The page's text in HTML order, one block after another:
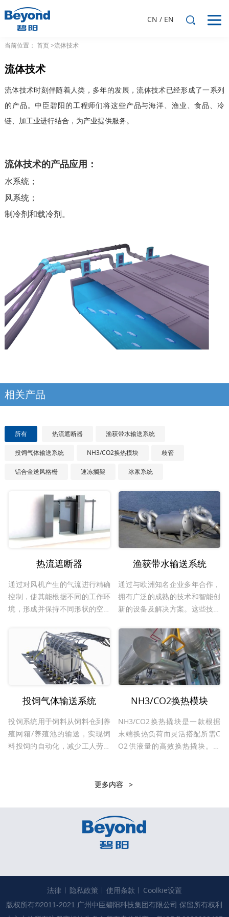
CN / EN
当前位置： 首页>流体技术
流体技术
流体技术时刻伴随着人类，多年的发展，流体技术已经形成了一系列
的产品。中臣碧阳的工程师们将这些产品与海洋、渔业、食品、冷
链、加工业进行结合，为产业提供服务。
流体技术的产品应用：
水系统；
风系统；
制冷剂和载冷剂。
相关产品
所有 热流遮断器 渔获带水输送系统
投饲气体输送系统 NH3/CO2换热模块 歧管
铝合金送风格栅 速冻搁架 冰浆系统
热流遮断器
通过对风机产生的气流进行精确
控制，使其能根据不同的工作环
境，形成并保持不同形状的空气
内的气体实现物理隔离；放置于
不同温区的生产环境的出入口可
以大幅减少冷热交换，达到高效
节能的目的；同时放置于卫生等
级要求高的生产环境出入口也可
以有效防止飞虫以及灰尘的进
渔获带水输送系统
通过与欧洲知名企业多年合作，
拥有广泛的成熟的技术和智能创
新的设备及解决方案。这些技术
总系统供应商。我们的专业知识
基于与全球客户的密切合作-我
们为您定制鱼类处理解决方案!包
括海上和陆上的真空/压力系统
和活鱼解决方案。
投饲气体输送系统
投饲系统用于饲料从饲料仓到养
殖网箱/养殖池的输送，实现饲
料投饲的自动化，减少工人劳动
NH3/CO2换热模块
NH3/CO2换热撬块是一款根据
末端换热负荷而灵活搭配所需C
O2供液量的高效换热撬块。撬
壳板式换热器，且内部自带气液
器，故该撬块可直接通过管路与
压缩机组、末端蒸发器完成连
接；具有换热效率高、结构紧
凑、安装便捷、操作简单等优
更多内容
法律 隐私政策 使用条款 Coolkie设置
版权所有©2011-2021 广州中臣碧阳科技集团有限公司.保留所有权利